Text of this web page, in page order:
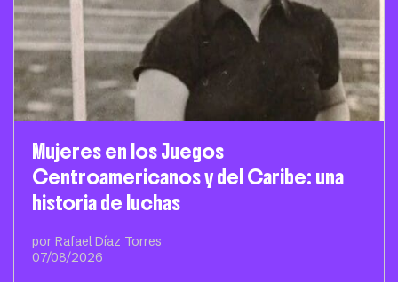
Mujeres en los Juegos
Centroamericanos y del Caribe: una
historia de luchas
por Rafael Díaz Torres
07/08/2026